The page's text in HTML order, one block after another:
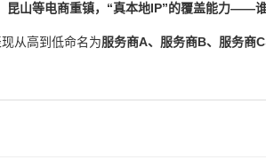
昆山等电商重镇，“真本地IP”的覆盖能力——谁
从高到低命名为服务商A、服务商B、服务商